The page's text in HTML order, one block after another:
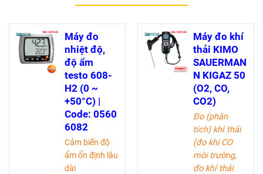
Máy đo
nhiệt độ,
độ ẩm
testo 608-
H2 (0 ~
+50°C) |
Code: 0560
6082
Cảm biến độ
ẩm ổn định lâu
dài
Máy đo khí
thải KIMO
SAUERMAN
N KIGAZ 50
(O2, CO,
CO2)
Đo (phân
tích) khí thải
(đo khi CO
môi trường,
đo khí thải